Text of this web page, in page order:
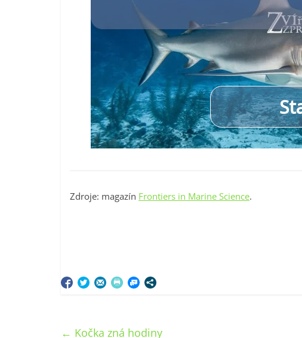
Zdroje: magazín Frontiers in Marine Science.
← Kočka zná hodiny